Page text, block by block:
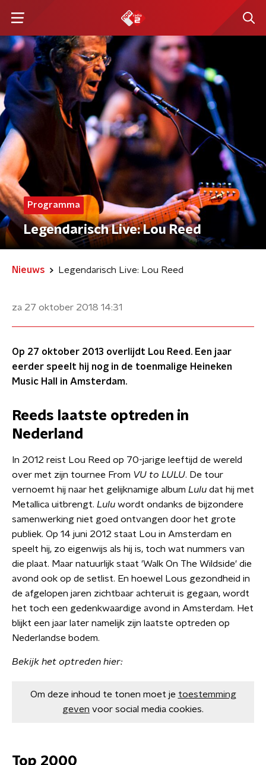
Programma
Legendarisch Live: Lou Reed
Nieuws Legendarisch Live: Lou Reed
za 27 oktober 2018 14:31
Op 27 oktober 2013 overlijdt Lou Reed. Een jaar
eerder speelt hij nog in de toenmalige Heineken
Music Hall in Amsterdam.
Reeds laatste optreden in
Nederland
In 2012 reist Lou Reed op 70-jarige leeftijd de wereld
over met zijn tournee From VU to LULU. De tour
vernoemt hij naar het gelijknamige album Lulu dat hij met
Metallica uitbrengt. Lulu wordt ondanks de bijzondere
samenwerking niet goed ontvangen door het grote
publiek. Op 14 juni 2012 staat Lou in Amsterdam en
speelt hij, zo eigenwijs als hij is, toch wat nummers van
die plaat. Maar natuurlijk staat 'Walk On The Wildside' die
avond ook op de setlist. En hoewel Lous gezondheid in
de afgelopen jaren zichtbaar achteruit is gegaan, wordt
het toch een gedenkwaardige avond in Amsterdam. Het
blijkt een jaar later namelijk zijn laatste optreden op
Nederlandse bodem.
Bekijk het optreden hier:
Om deze inhoud te tonen moet je toestemming
geven voor social media cookies.
Top 2000